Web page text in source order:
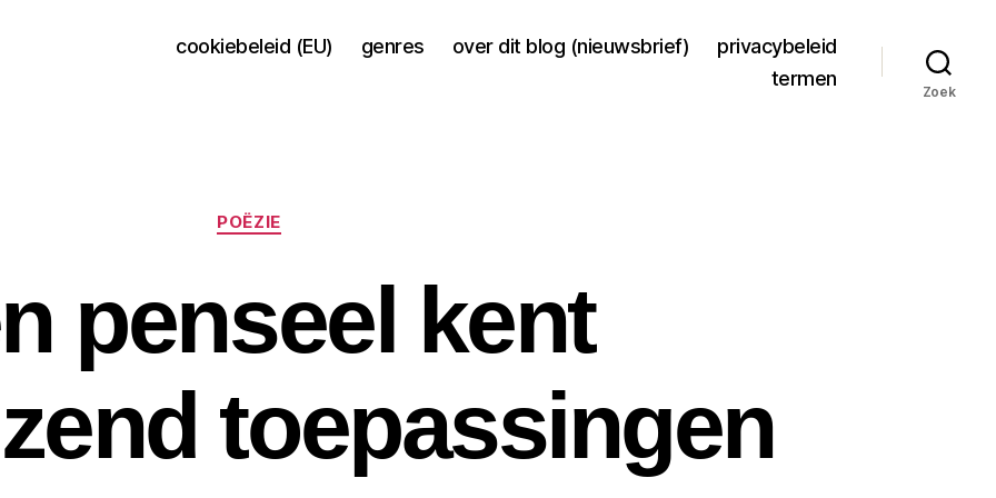
cookiebeleid (EU) genres over dit blog (nieuwsbrief)
privacybeleid
termen
Zoek
Categorieën
POËZIE
penseel kent
toepassingen